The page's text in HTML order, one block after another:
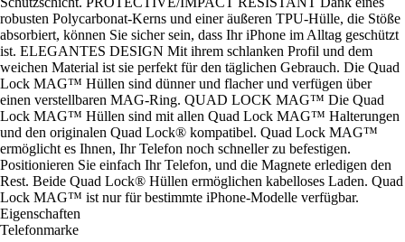
robusten Polycarbonat-Kerns und einer äußeren TPU-Hülle, die Stöße
absorbiert, können Sie sicher sein, dass Ihr iPhone im Alltag geschützt
ist. ELEGANTES DESIGN Mit ihrem schlanken Profil und dem
weichen Material ist sie perfekt für den täglichen Gebrauch. Die Quad
Lock MAG™ Hüllen sind dünner und flacher und verfügen über
einen verstellbaren MAG-Ring. QUAD LOCK MAG™ Die Quad
Lock MAG™ Hüllen sind mit allen Quad Lock MAG™ Halterungen
und den originalen Quad Lock® kompatibel. Quad Lock MAG™
ermöglicht es Ihnen, Ihr Telefon noch schneller zu befestigen.
Positionieren Sie einfach Ihr Telefon, und die Magnete erledigen den
Rest. Beide Quad Lock® Hüllen ermöglichen kabelloses Laden. Quad
Lock MAG™ ist nur für bestimmte iPhone-Modelle verfügbar.
Eigenschaften
Telefonmarke